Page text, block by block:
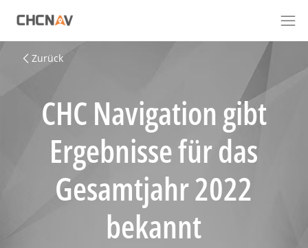
Zurück
CHC Navigation gibt
Ergebnisse für das
Gesamtjahr 2022
bekannt